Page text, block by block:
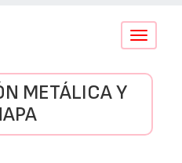
Conmutar
METÁLICA Y